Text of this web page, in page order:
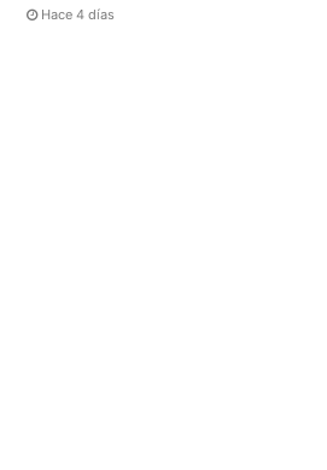
Hace 4 días